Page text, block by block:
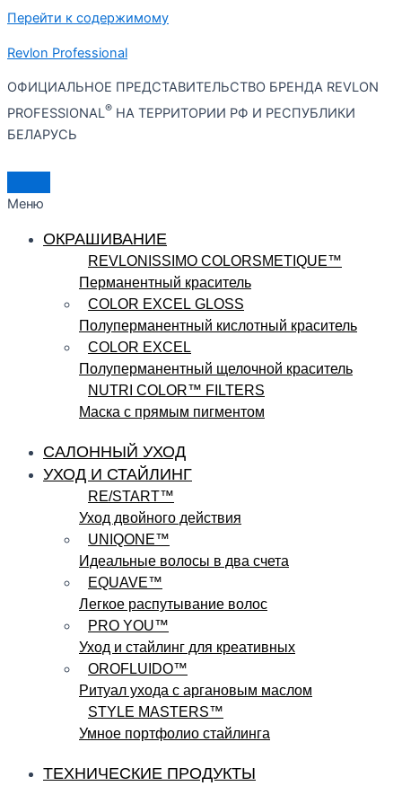
Перейти к содержимому
Revlon Professional
ОФИЦИАЛЬНОЕ ПРЕДСТАВИТЕЛЬСТВО БРЕНДА REVLON
PROFESSIONAL® НА ТЕРРИТОРИИ РФ И РЕСПУБЛИКИ
БЕЛАРУСЬ
Меню
ОКРАШИВАНИЕ
REVLONISSIMO COLORSMETIQUE™
Перманентный краситель
COLOR EXCEL GLOSS
Полуперманентный кислотный краситель
COLOR EXCEL
Полуперманентный щелочной краситель
NUTRI COLOR™ FILTERS
Маска с прямым пигментом
САЛОННЫЙ УХОД
УХОД И СТАЙЛИНГ
RE/START™
Уход двойного действия
UNIQONE™
Идеальные волосы в два счета
EQUAVE™
Легкое распутывание волос
PRO YOU™
Уход и стайлинг для креативных
OROFLUIDO™
Ритуал ухода с аргановым маслом
STYLE MASTERS™
Умное портфолио стайлинга
ТЕХНИЧЕСКИЕ ПРОДУКТЫ